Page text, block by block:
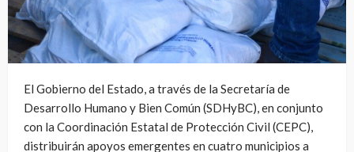
El Gobierno del Estado, a través de la Secretaría de
Desarrollo Humano y Bien Común (SDHyBC), en conjunto
con la Coordinación Estatal de Protección Civil (CEPC),
distribuirán apoyos emergentes en cuatro municipios a